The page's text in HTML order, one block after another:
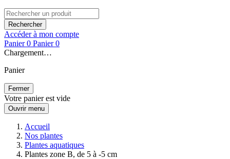
Rechercher
Accéder à mon compte
Panier 0 Panier 0
Chargement…
Panier
Fermer
Votre panier est vide
Ouvrir menu
Accueil
Nos plantes
Plantes aquatiques
Plantes zone B, de 5 à -5 cm